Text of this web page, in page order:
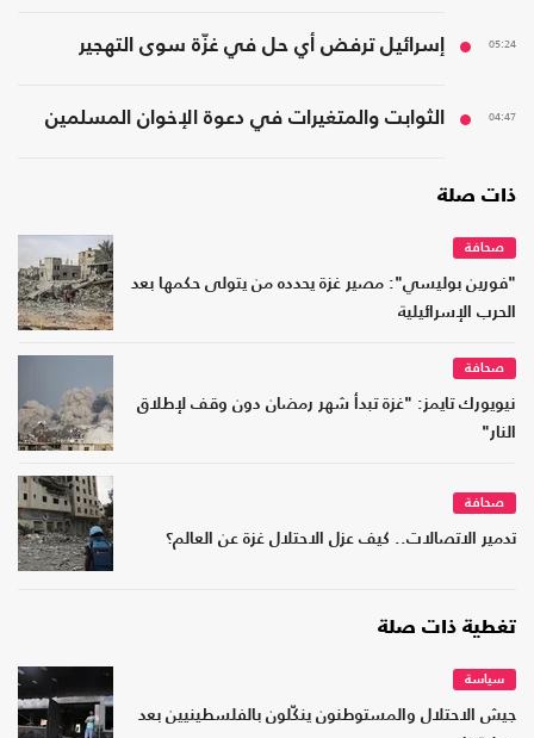
05:24 إسرائيل ترفض أي حل في غزّة سوى التهجير
04:47 الثوابت والمتغيرات في دعوة الإخوان المسلمين
ذات صلة
صحافة
"فورين بوليسي": مصير غزة يحدده من يتولى حكمها بعد
الحرب الإسرائيلية
صحافة
نيويورك تايمز: "غزة تبدأ شهر رمضان دون وقف لإطلاق
النار"
صحافة
تدمير الاتصالات.. كيف عزل الاحتلال غزة عن العالم؟
تغطية ذات صلة
سياسة
جيش الاحتلال والمستوطنون ينكّلون بالفلسطينيين بعد